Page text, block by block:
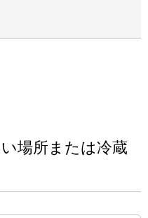
場所または冷蔵